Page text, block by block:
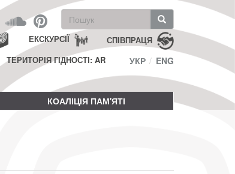
Пошукова
форма
Пошук СПІВПРАЦЯ
ЕКСКУРСІЇ
ТЕРИТОРІЯ ГІДНОСТІ: AR
УКР ENG
КОАЛІЦІЯ ПАМ'ЯТІ